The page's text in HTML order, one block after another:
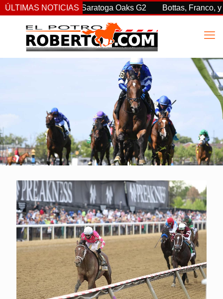
ÚLTIMAS NOTICIAS
en las Saratoga Oaks G2 Bottas, Franco, y